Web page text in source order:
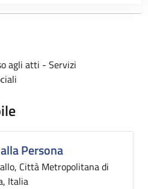
agli atti - Servizi
Persona
Città Metropolitana di
Italia